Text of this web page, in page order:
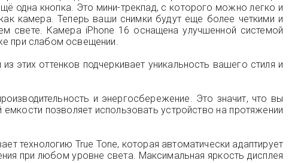
одна кнопка. Это мини-трекпад, с которого можно легко и
камера. Теперь ваши снимки будут еще более четкими и
свете. Камера iPhone 16 оснащена улучшенной системой
при слабом освещении.
оттенков подчеркивает уникальность вашего стиля и
и энергосбережение. Это значит, что вы
позволяет использовать устройство на протяжении
технологию True Tone, которая автоматически адаптирует
при любом уровне света. Максимальная яркость дисплея